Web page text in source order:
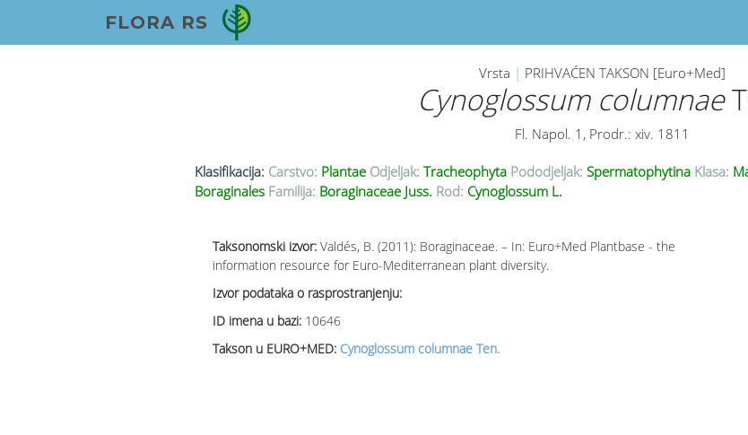
FLORA RS
Vrsta | PRIHVAĆEN TAKSON [Euro+Med]
Cynoglossum columnae
Fl. Napol. 1, Prodr.: xiv. 1811
Klasifikacija: Carstvo: Plantae Odjeljak: Tracheophyta Pododjeljak: Spermatophytina Klasa:
Boraginales Familija: Boraginaceae Juss. Rod: Cynoglossum L.
Taksonomski izvor: Valdés, B. (2011): Boraginaceae. – In: Euro+Med Plantbase - the
information resource for Euro-Mediterranean plant diversity.
Izvor podataka o rasprostranjenju:
ID imena u bazi: 10646
Takson u EURO+MED: Cynoglossum columnae Ten.